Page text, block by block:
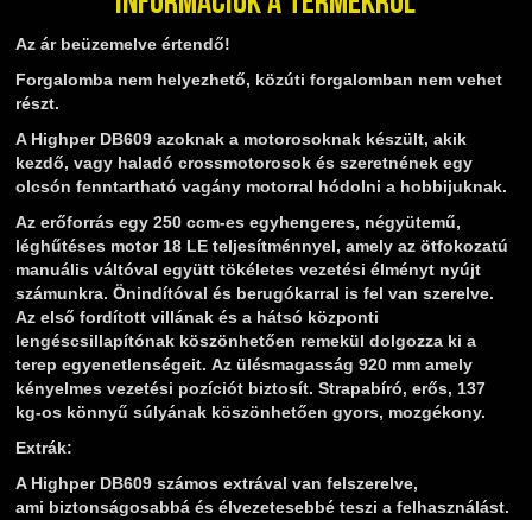
Az ár beüzemelve értendő!
Forgalomba nem helyezhető, közúti forgalomban nem vehet
részt.
A Highper DB609 azoknak a motorosoknak készült, akik
kezdő, vagy haladó crossmotorosok és szeretnének egy
olcsón fenntartható vagány motorral hódolni a hobbijuknak.
Az erőforrás egy 250 ccm-es egyhengeres, négyütemű,
léghűtéses motor 18 LE teljesítménnyel, amely az ötfokozatú
manuális váltóval együtt tökéletes vezetési élményt nyújt
számunkra. Önindítóval és berugókarral is fel van szerelve.
Az első fordított villának és a hátsó központi
lengéscsillapítónak köszönhetően remekül dolgozza ki a
terep egyenetlenségeit. Az ülésmagasság 920 mm amely
kényelmes vezetési pozíciót biztosít. Strapabíró, erős, 137
kg-os könnyű súlyának köszönhetően gyors, mozgékony.
Extrák:
A Highper DB609 számos extrával van felszerelve,
ami biztonságosabbá és élvezetesebbé teszi a felhasználást.